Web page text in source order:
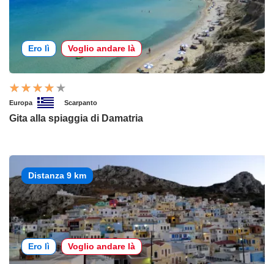
Ero lì Voglio andare là
Europa Scarpanto
Gita alla spiaggia di Damatria
Distanza 9 km
Ero lì Voglio andare là